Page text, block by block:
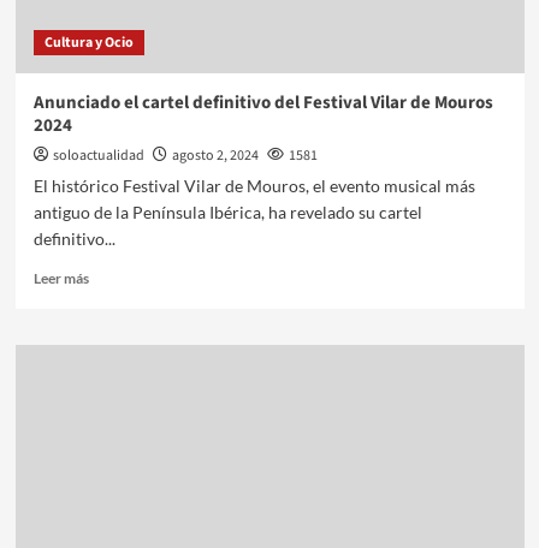
Cultura y Ocio
Anunciado el cartel definitivo del Festival Vilar de Mouros
2024
soloactualidad agosto 2, 2024
1581
El histórico Festival Vilar de Mouros, el evento musical más
antiguo de la Península Ibérica, ha revelado su cartel
definitivo...
Leer más